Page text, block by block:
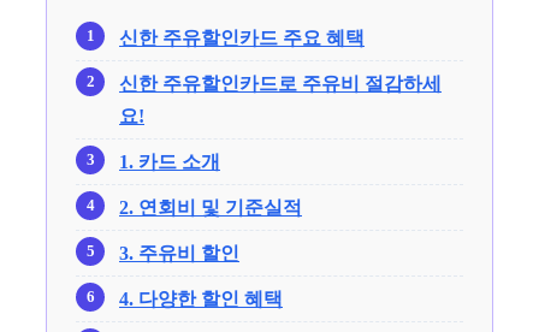
신한 주유할인카드 주요 혜택
신한 주유할인카드로 주유비 절감하세
요!
1. 카드 소개
2. 연회비 및 기준실적
3. 주유비 할인
4. 다양한 할인 혜택